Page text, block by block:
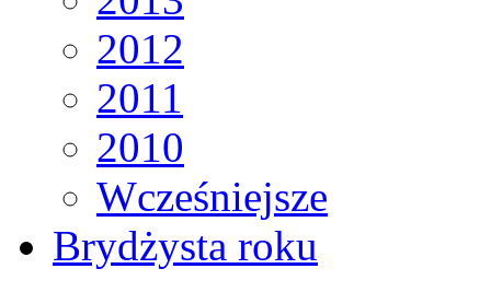
2012
2011
2010
Wcześniejsze
Brydżysta roku